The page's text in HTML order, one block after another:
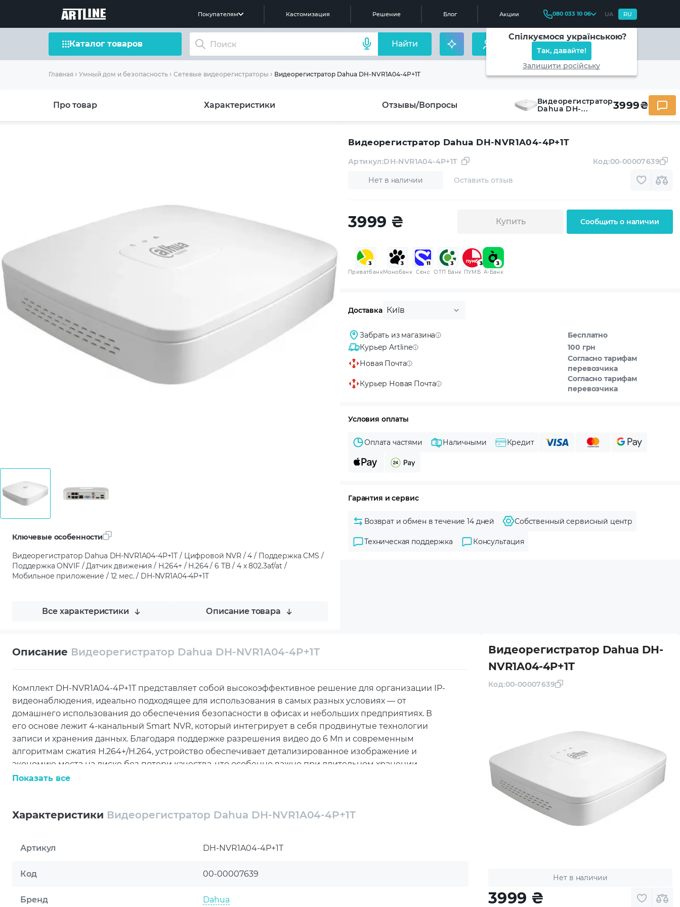
Покупателям Кастомизация Решение Блог Акции 080 033 10 06 UA RU
Спілкуємося українською?
Так, давайте!
Залишити російську
Каталог товаров Найти
Главная Умный дом и безопасность Сетевые видеорегистраторы Видеорегистратор Dahua DH-NVR1A04-4P+1T
Про товар Характеристики Отзывы/Вопросы
Видеорегистратор
Dahua DH-
3999₴
Ключевые особенности
Видеорегистратор Dahua DH-NVR1A04-4P+1T / Цифровой NVR / 4 / Поддержка CMS /
Поддержка ONVIF / Датчик движения / H.264+ / H.264 / 6 TB / 4 x 802.3af/at /
Мобильное приложение / 12 мес. / DH-NVR1A04-4P+1T
Все характеристики Описание товара
Видеорегистратор Dahua DH-NVR1A04-4P+1T
Нет в наличии
Артикул:DH-NVR1A04-4P+1T
Оставить отзыв
Код:00-00007639
3999 ₴ Купить Сообщить о наличии
ПриватбанкМонобанк Сенс ОТП Банк ПУМБ A-Банк
Доставка Київ
Забрать из магазина
Бесплатно
Курьер Artline
100 грн
Новая Почта
Согласно тарифам
перевозчика
Курьер Новая Почта
Согласно тарифам
перевозчика
Условия оплаты
Оплата частями Наличными Кредит
Гарантия и сервис
Возврат и обмен в течение 14 дней Собственный сервисный центр
Техническая поддержка Консультация
Описание Видеорегистратор Dahua DH-NVR1A04-4P+1T
Комплект DH-NVR1A04-4P+1T представляет собой высокоэффективное решение для организации IP-
видеонаблюдения, идеально подходящее для использования в самых разных условиях — от
домашнего использования до обеспечения безопасности в офисах и небольших предприятиях. В
его основе лежит 4-канальный Smart NVR, который интегрирует в себя продвинутые технологии
записи и хранения данных. Благодаря поддержке разрешения видео до 6 Мп и современным
алгоритмам сжатия H.264+/H.264, устройство обеспечивает детализированное изображение и
экономию места на диске без потери качества, что особенно важно при длительном хранении
архива.
который значительно упрощает процесс подключения камер видеонаблюдения. Питание и
передача данных осуществляются по одному кабелю, что не только экономит время и ресурсы, но и
ONVIF и совместимостью с множеством сетевых протоколов, что позволяет интегрировать его с
работы.
Комплект DH-NVR1A04-4P+1T также включает в себя жесткий диск объемом 1 ТБ, который
Показать все
Характеристики Видеорегистратор Dahua DH-NVR1A04-4P+1T
Артикул DH-NVR1A04-4P+1T
Код 00-00007639
Бренд Dahua
Видеорегистратор Dahua DH-
NVR1A04-4P+1T
Код:00-00007639
Нет в наличии
3999 ₴